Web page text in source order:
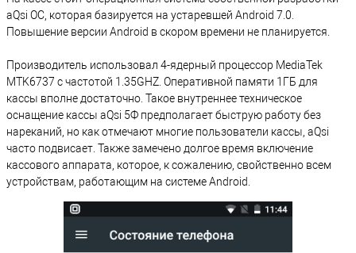
aQsi ОС, которая базируется на устаревшей Android 7.0.
Повышение версии Android в скором времени не планируется.
Производитель использовал 4-ядерный процессор MediaTek
MTK6737 с частотой 1.35GHZ. Оперативной памяти 1ГБ для
кассы вполне достаточно. Такое внутреннее техническое
оснащение кассы aQsi 5Ф предполагает быструю работу без
нареканий, но как отмечают многие пользователи кассы, aQsi
часто подвисает. Также замечено долгое время включение
кассового аппарата, которое, к сожалению, свойственно всем
устройствам, работающим на системе Android.